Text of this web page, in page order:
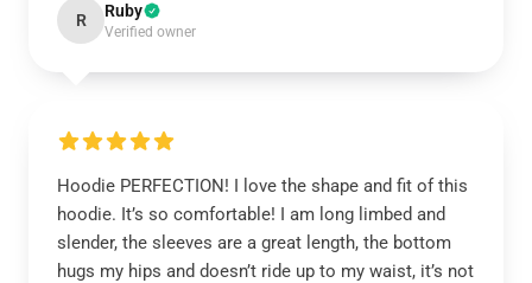
R Ruby
Verified owner
Hoodie PERFECTION! I love the shape and fit of this
hoodie. It’s so comfortable! I am long limbed and
slender, the sleeves are a great length, the bottom
hugs my hips and doesn’t ride up to my waist, it’s not